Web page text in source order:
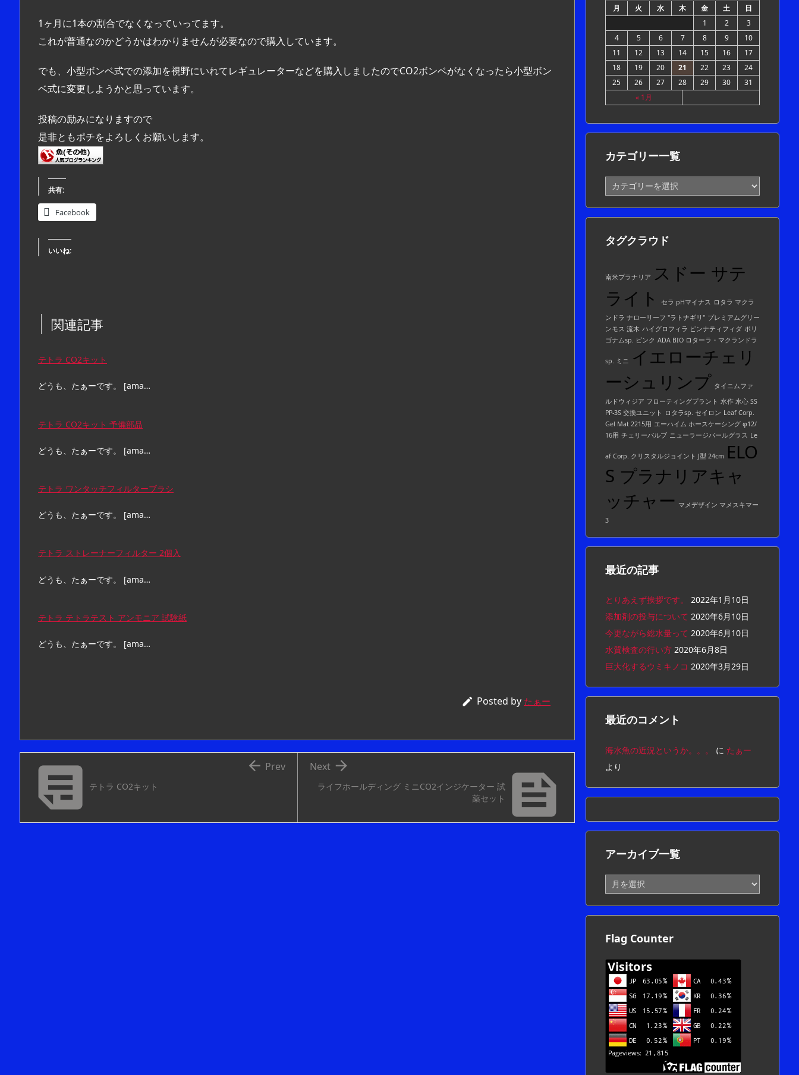
1ヶ月に1本の割合でなくなっていってます。
これが普通なのかどうかはわかりませんが必要なので購入しています。
でも、小型ボンベ式での添加を視野にいれてレギュレーターなどを購入しましたのでCO2ボンベがなくなったら小型ボン
ベ式に変更しようかと思っています。
投稿の励みになりますので
是非ともポチをよろしくお願いします。
共有:
Facebook
いいね:
関連記事
テトラ CO2キット
どうも、たぁーです。 [ama…
テトラ CO2キット 予備部品
どうも、たぁーです。 [ama…
テトラ ワンタッチフィルターブラシ
どうも、たぁーです。 [ama…
テトラ ストレーナーフィルター 2個入
どうも、たぁーです。 [ama…
テトラ テトラテスト アンモニア 試験紙
どうも、たぁーです。 [ama…
 Posted by たぁー

ライフホールディング ミニCO2インジケーター 試
薬セット

Next
テトラ CO2キット
 Prev
月
火 水 木 金 土
日
1
2
3
4
5 6 7 8 9
10
11
12 13 14 15 16
17
18
19 20 21 22 23
24
25
26 27 28 29 30
31
« 1月
カテゴリー一覧
カ
テ
ゴ
リ
一
タグクラウド
南米プラナリア スドー サテ
ライト
セラ pHマイナス ロタラ マクラ
ンドラ ナローリーフ "ラトナギリ" プレミアムグリー
ンモス 流木 ハイグロフィラ ピンナティフィダ ポリ
ゴナムsp. ピンク ADA BIO ロターラ・マクランドラ
sp. ミニ イエローチェリ
ーシュリンプ タイニムファ
ルドウィジア フローティングプラント 水作 水心 SS
PP-3S 交換ユニット
ロタラsp. セイロン Leaf Corp.
Gel Mat 2215用 エーハイム ホースケーシング φ12/
16用 チェリーバルブ ニューラージパールグラス Le
af Corp. クリスタルジョイント J型 24cm ELO
S プラナリアキャ
ッチャー マメデザイン マメスキマー
3
最近の記事
とりあえず挨拶です。
2022年1月10日
添加剤の投与について 2020年6月10日
今更ながら総水量って 2020年6月10日
水質検査の行い方 2020年6月8日
巨大化するウミキノコ 2020年3月29日
最近のコメント
海水魚の近況というか。。。 に たぁー
より
アーカイブ一覧
ー
カ
イ
一
Flag Counter